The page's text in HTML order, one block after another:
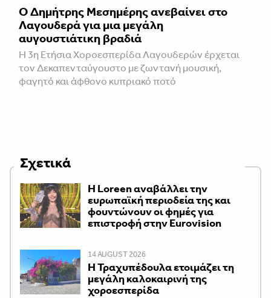
Ο Δημήτρης Μεσημέρης ανεβαίνει στο
Λαγουδερά για μια μεγάλη
αυγουστιάτικη βραδιά
Η 3η Ετήσια Χοροεσπερίδα Λαγουδερών έρχεται
τον Δεκαπενταύγουστο με ζωντανή μουσική,
φαγητό και άφθονο κυπριακό ποτό
Σχετικά
Η Loreen αναβάλλει την
ευρωπαϊκή περιοδεία της και
φουντώνουν οι φημές για
επιστροφή στην Eurovision
14 AUGUST 2026
Η Τραχυπέδουλα ετοιμάζει τη
μεγάλη καλοκαιρινή της
χοροεσπερίδα